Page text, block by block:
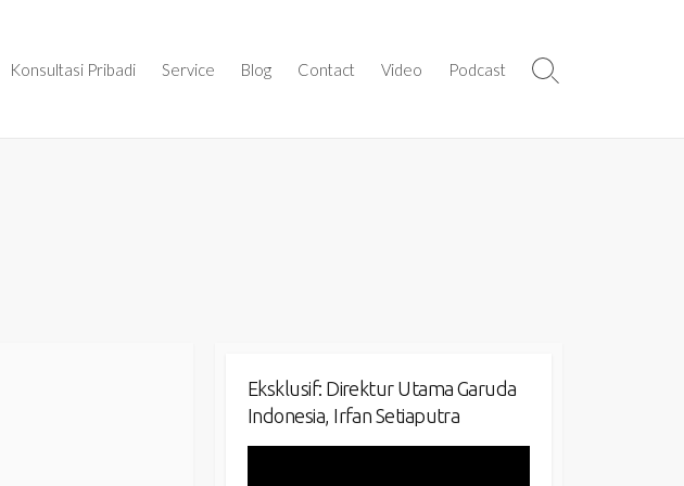
Konsultasi Pribadi Service Blog Contact Video Podcast
Search
Eksklusif: Direktur Utama Garuda
Indonesia, Irfan Setiaputra